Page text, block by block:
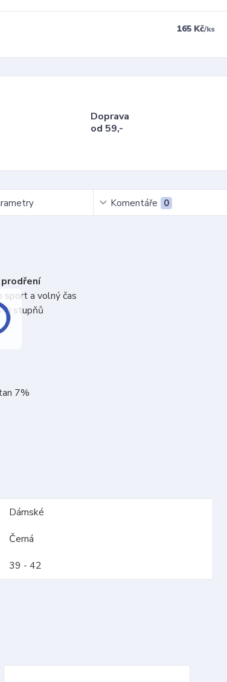
165 Kč/ks
Doprava
od 59,-
Komentáře 0
sport a volný čas
ti stupňů
7%
Dámské
Černá
39 - 42